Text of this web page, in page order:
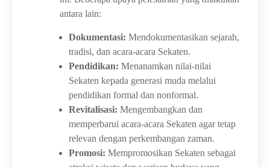
antara lain:
Dokumentasi: Mendokumentasikan sejarah,
tradisi, dan acara-acara Sekaten.
Pendidikan: Menanamkan nilai-nilai
Sekaten kepada generasi muda melalui
pendidikan formal dan nonformal.
Revitalisasi: Mengembangkan dan
memperbarui acara-acara Sekaten agar tetap
relevan dengan perkembangan zaman.
Promosi: Mempromosikan Sekaten sebagai